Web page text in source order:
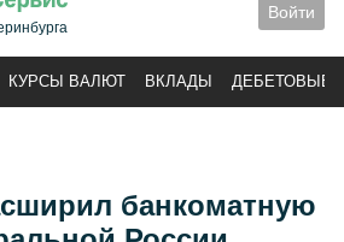
Войти
КУРСЫ ВАЛЮТ ВКЛАДЫ ДЕБЕТОВЫЕ
банкоматную